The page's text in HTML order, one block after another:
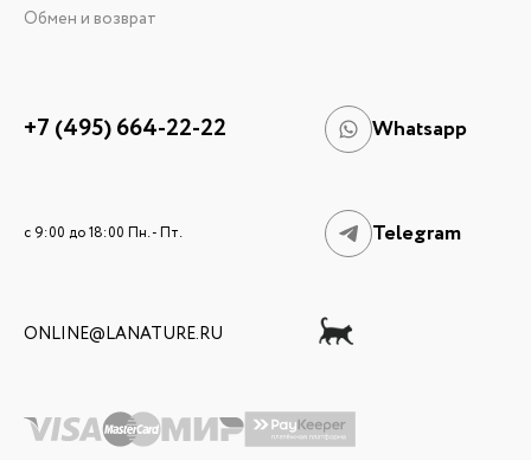
Обмен и возврат
+7 (495) 664-22-22 Whatsapp
c 9:00 до 18:00 Пн. - Пт. Telegram
ONLINE@LANATURE.RU